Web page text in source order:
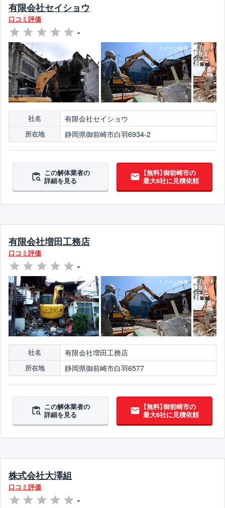
有限会社セイショウ
口コミ評価
-
社名 有限会社セイショウ
所在地 静岡県御前崎市白羽6934-2
この解体業者の
詳細を見る
【無料】御前崎市の
最大6社に見積依頼
有限会社増田工務店
口コミ評価
-
社名 有限会社増田工務店
所在地 静岡県御前崎市白羽6577
この解体業者の
詳細を見る
【無料】御前崎市の
最大6社に見積依頼
株式会社大澤組
口コミ評価
-